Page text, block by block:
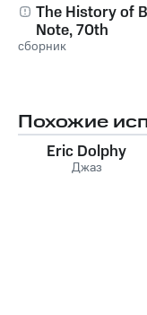
The History of
Note, 70th
Anniversary
сборник
Похожие
Eric Dolphy
Джаз